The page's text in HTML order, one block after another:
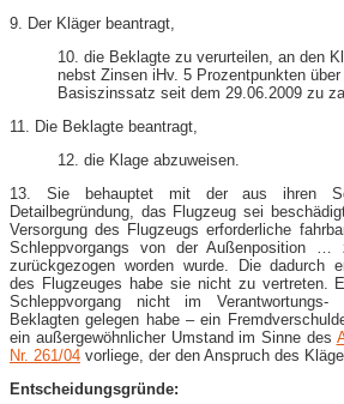
9. Der Kläger beantragt,
10. die Beklagte zu verurteilen, an den
nebst Zinsen iHv. 5 Prozentpunkten
Basiszinssatz seit dem 29.06.2009 zu
11. Die Beklagte beantragt,
12. die Klage abzuweisen.
13. Sie behauptet mit der aus ihren
Detailbegründung, das Flugzeug sei
Versorgung des Flugzeugs erforderliche
Schleppvorgangs von der Außenposition
zurückgezogen worden wurde. Die dadurch
des Flugzeuges habe sie nicht zu vertreten.
Schleppvorgang nicht im
Beklagten gelegen habe – ein
ein außergewöhnlicher Umstand im Sinne des
Nr. 261/04 vorliege, der den Anspruch des
Entscheidungsgründe: